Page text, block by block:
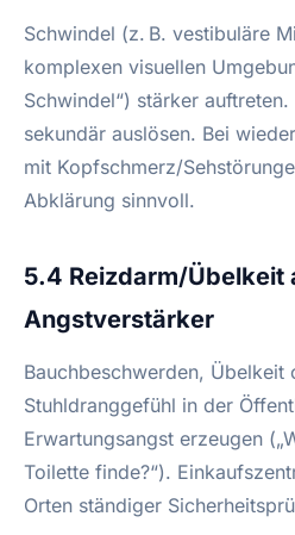
Schwindel (z. B. vestibuläre
komplexen visuellen
Schwindel“) stärker
sekundär auslösen. Bei
mit Kopfschmerz/
Abklärung sinnvoll.
5.4 Reizdarm/Übelkeit
Angstverstärker
Bauchbeschwerden, Übelkeit
Stuhldranggefühl in der
Erwartungsangst erzeugen
Toilette finde?“).
Orten ständiger